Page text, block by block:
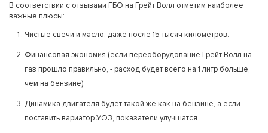
В соответствии с отзывами ГБО на Грейт Волл отметим наиболее
важные плюсы:
Чистые свечи и масло, даже после 15 тысяч километров.
Финансовая экономия (если переоборудование Грейт Волл на
газ прошло правильно, - расход будет всего на 1 литр больше,
чем на бензине).
Динамика двигателя будет такой же как на бензине, а если
поставить вариатор УОЗ, показатели улучшатся.